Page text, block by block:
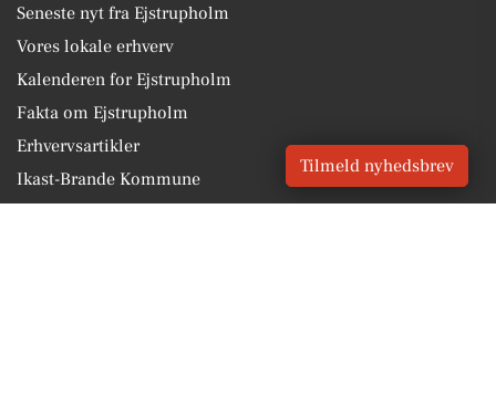
Seneste nyt fra Ejstrupholm
Vores lokale erhverv
Kalenderen for Ejstrupholm
Fakta om Ejstrupholm
Erhvervsartikler
Ikast-Brande Kommune
Tilmeld nyhedsbrev